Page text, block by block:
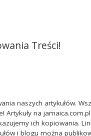
Treści!
naszych artykułów.
Artykuły na
ich kopiowania.
i blogu można